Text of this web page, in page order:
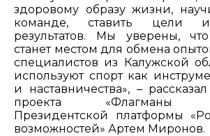
здоровому образу жизни,
команде, ставить цели и
результатов. Мы уверены,
станет местом для обмена
специалистов из Калужской
используют спорт как
и наставничества», –
проекта «Флагманы
Президентской платформы
возможностей» Артем Миронов.